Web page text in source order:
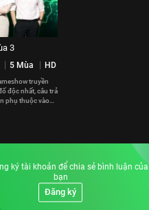
3
5 Mùa HD
truyền
độc nhất, câu trả
phụ thuộc vào
chơi.
ký tài khoản để chia sẻ bình luận của
bạn
Đăng ký